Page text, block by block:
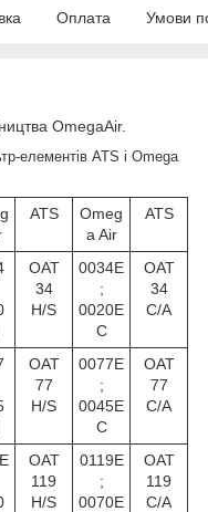
Оплата Умови
OmegaAir.
елементів ATS і Omega
ATS
Omeg
a Air
ATS
OAT
34
H/S
0034E
;
0020E
C
OAT
34
C/A
OAT
77
H/S
0077E
;
0045E
C
OAT
77
C/A
OAT
119
H/S
0119E
;
0070E
OAT
119
C/A